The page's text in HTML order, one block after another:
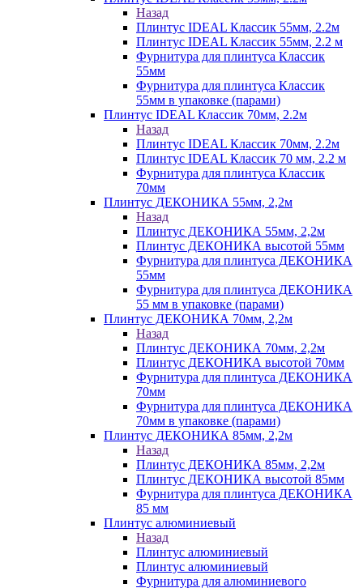
Назад
Плинтус IDEAL Классик 55мм, 2.2м
Плинтус IDEAL Классик 55мм, 2.2 м
Фурнитура для плинтуса Классик
55мм
Фурнитура для плинтуса Классик
55мм в упаковке (парами)
Плинтус IDEAL Классик 70мм, 2.2м
Назад
Плинтус IDEAL Классик 70мм, 2.2м
Плинтус IDEAL Классик 70 мм, 2.2 м
Фурнитура для плинтуса Классик
70мм
Плинтус ДЕКОНИКА 55мм, 2,2м
Назад
Плинтус ДЕКОНИКА 55мм, 2,2м
Плинтус ДЕКОНИКА высотой 55мм
Фурнитура для плинтуса ДЕКОНИКА
55мм
Фурнитура для плинтуса ДЕКОНИКА
55 мм в упаковке (парами)
Плинтус ДЕКОНИКА 70мм, 2,2м
Назад
Плинтус ДЕКОНИКА 70мм, 2,2м
Плинтус ДЕКОНИКА высотой 70мм
Фурнитура для плинтуса ДЕКОНИКА
70мм
Фурнитура для плинтуса ДЕКОНИКА
70мм в упаковке (парами)
Плинтус ДЕКОНИКА 85мм, 2,2м
Назад
Плинтус ДЕКОНИКА 85мм, 2,2м
Плинтус ДЕКОНИКА высотой 85мм
Фурнитура для плинтуса ДЕКОНИКА
85 мм
Плинтус алюминиевый
Назад
Плинтус алюминиевый
Плинтус алюминиевый
Фурнитура для алюминиевого